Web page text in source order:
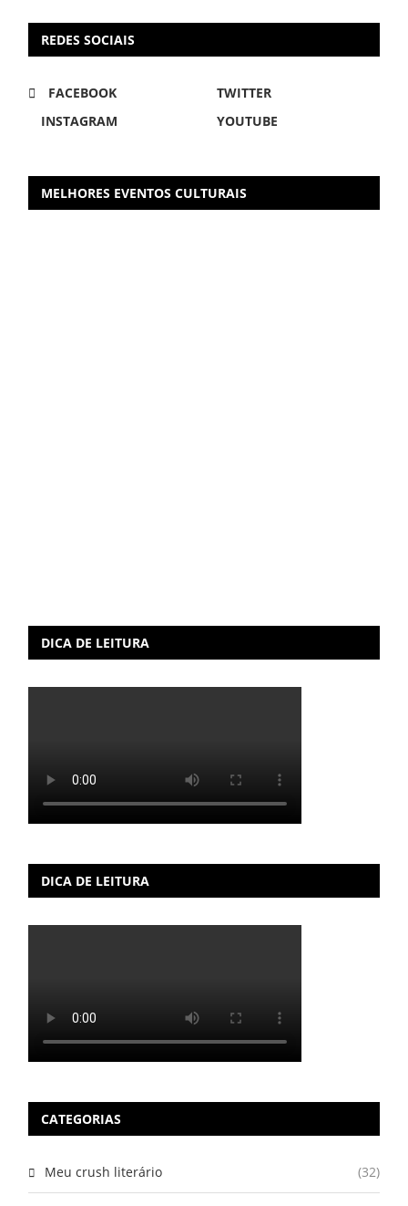
REDES SOCIAIS
FACEBOOK
TWITTER
INSTAGRAM
YOUTUBE
MELHORES EVENTOS CULTURAIS
DICA DE LEITURA
DICA DE LEITURA
CATEGORIAS
Meu crush literário (32)